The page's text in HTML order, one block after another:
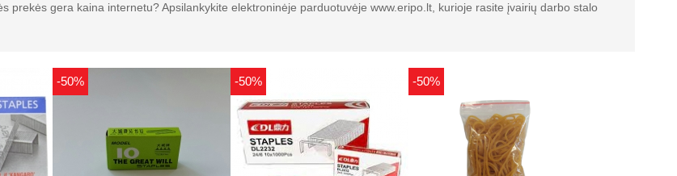
prekės gera kaina internetu? Apsilankykite elektroninėje parduotuvėje www.eripo.lt, kurioje rasite įvairių darbo stalo
-50% -50% -50%